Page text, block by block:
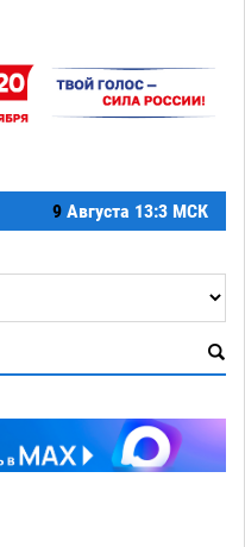
9 Августа 13:3 МСК